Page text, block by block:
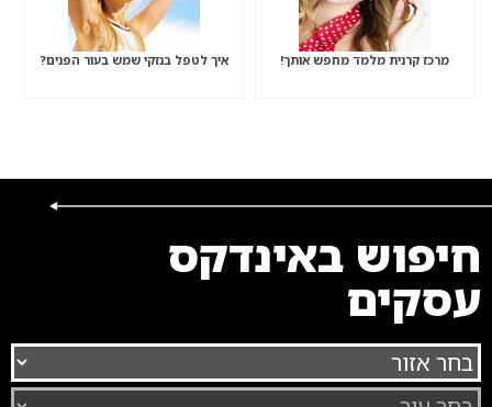
מרכז קרנית מלמד מחפש אותך! איך לטפל בנזקי שמש בעור הפנים?
חיפוש באינדקס
עסקים